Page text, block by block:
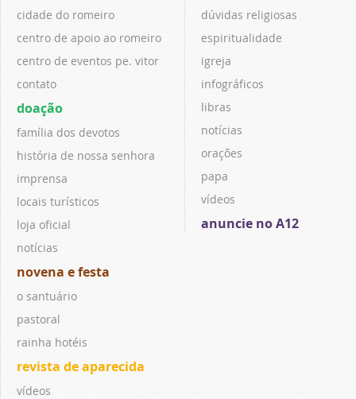
cidade do romeiro
centro de apoio ao romeiro
centro de eventos pe. vitor
contato
doação
família dos devotos
história de nossa senhora
imprensa
locais turísticos
loja oficial
notícias
novena e festa
o santuário
pastoral
rainha hotéis
revista de aparecida
vídeos
dúvidas religiosas
espiritualidade
igreja
infográficos
libras
notícias
orações
papa
vídeos
anuncie no A12